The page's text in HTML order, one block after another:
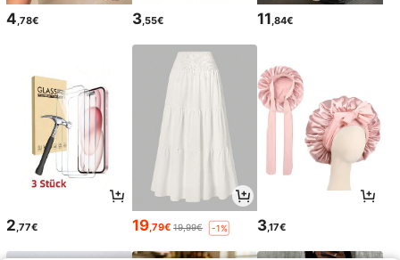
4,78€ 3,55€ 11,84€
2,77€ 19,79€ 19,99€ -1% 3,17€